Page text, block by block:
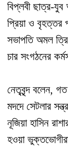
বিপ্লবী ছাত্র-
প্রিয়া ও বৃহত্তর
সভাপতি অমল
চার সংগঠনের
নেতৃবৃন্দ বলেন,
মদদে সেটলার
নূজিয়া হাসিন
হওয়া